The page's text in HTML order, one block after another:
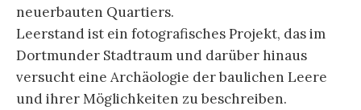
neuerbauten Quartiers.
Leerstand ist ein fotografisches Projekt, das im
Dortmunder Stadtraum und darüber hinaus
versucht eine Archäologie der baulichen Leere
und ihrer Möglichkeiten zu beschreiben.